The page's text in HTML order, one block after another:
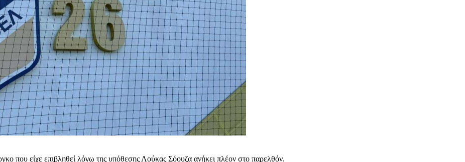
που είχε επιβληθεί λόγω της υπόθεσης Λούκας Σόουζα ανήκει πλέον στο παρελθόν.